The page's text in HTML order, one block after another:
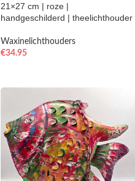
21×27 cm | roze |
handgeschilderd | theelichthouder
Waxinelichthouders
€34.95